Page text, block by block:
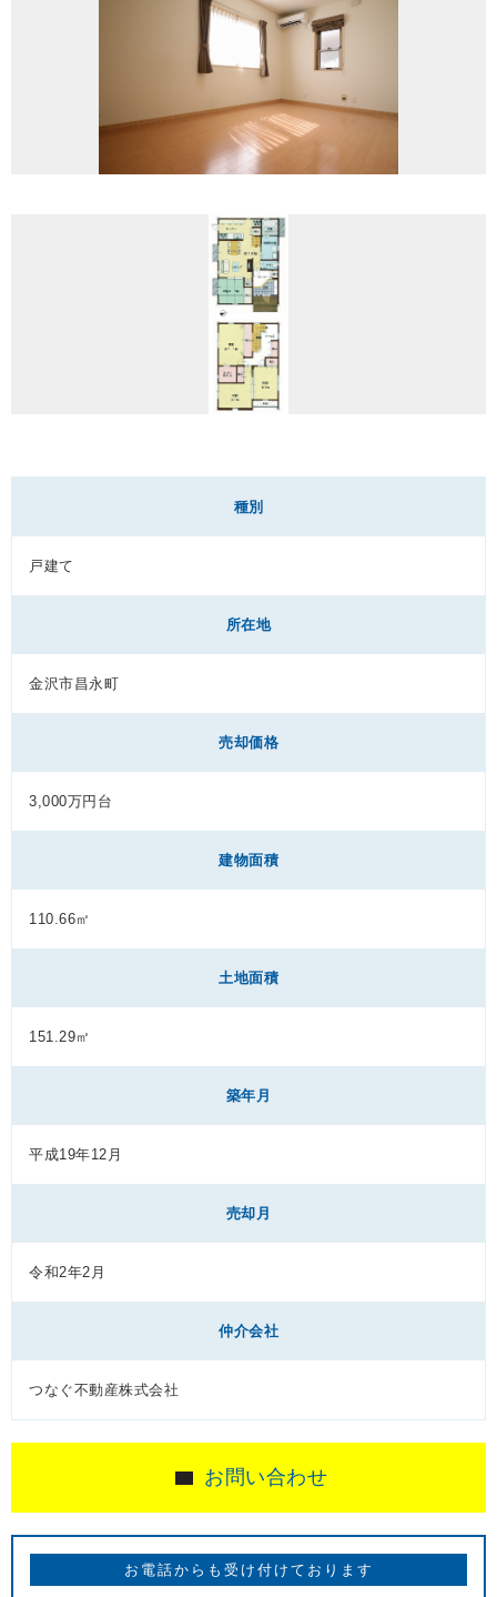
種別
戸建て
所在地
金沢市昌永町
売却価格
3,000万円台
建物面積
110.66㎡
土地面積
151.29㎡
築年月
平成19年12月
売却月
令和2年2月
仲介会社
つなぐ不動産株式会社
お問い合わせ
お電話からも受け付けております